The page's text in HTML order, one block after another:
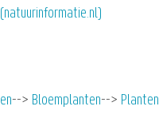
Bloemplanten Planten